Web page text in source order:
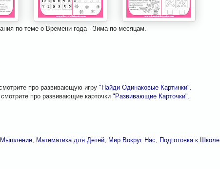
по теме о Времени года - Зима по месяцам.
про развивающую игру "Найди Одинаковые Картинки".
про развивающие карточки "Развивающие Карточки".
Мышление Математика для Детей Мир Вокруг Нас Подготовка к Школе